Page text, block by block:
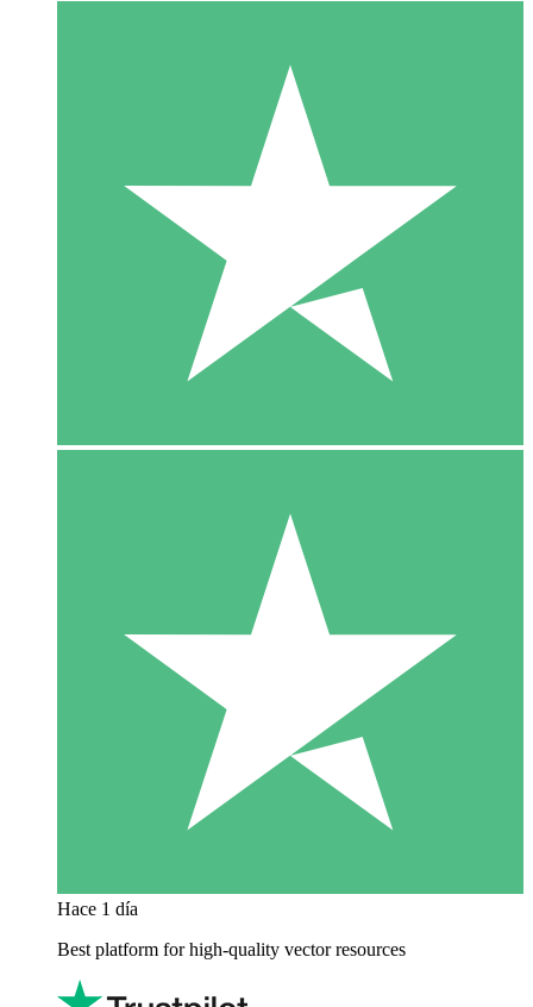
Hace 1 día
Best platform for high-quality vector resources